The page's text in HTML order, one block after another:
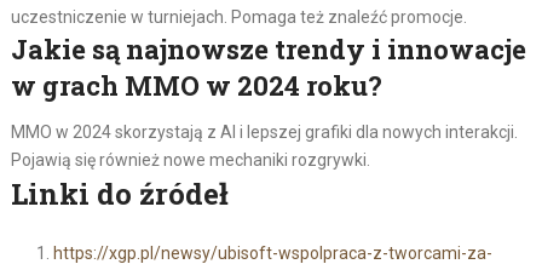
uczestniczenie w turniejach. Pomaga też znaleźć promocje.
Jakie są najnowsze trendy i innowacje
w grach MMO w 2024 roku?
MMO w 2024 skorzystają z AI i lepszej grafiki dla nowych interakcji.
Pojawią się również nowe mechaniki rozgrywki.
Linki do źródeł
https://xgp.pl/newsy/ubisoft-wspolpraca-z-tworcami-za-